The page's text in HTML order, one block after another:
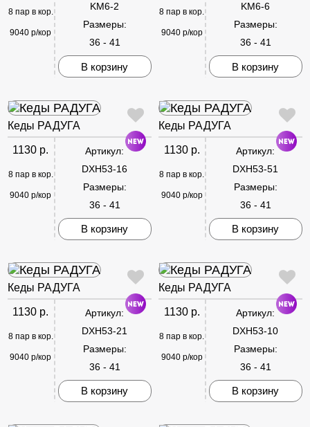
8 пар в кор.
9040 р/кор
KM6-2
Размеры:
36 - 41
В корзину
8 пар в кор.
9040 р/кор
KM6-6
Размеры:
36 - 41
В корзину
Кеды РАДУГА
1130 р.
8 пар в кор.
9040 р/кор
Артикул:
DXH53-16
Размеры:
36 - 41
В корзину
Кеды РАДУГА
1130 р.
8 пар в кор.
9040 р/кор
Артикул:
DXH53-51
Размеры:
36 - 41
В корзину
Кеды РАДУГА
1130 р.
8 пар в кор.
9040 р/кор
Артикул:
DXH53-21
Размеры:
36 - 41
В корзину
Кеды РАДУГА
1130 р.
8 пар в кор.
9040 р/кор
Артикул:
DXH53-10
Размеры:
36 - 41
В корзину